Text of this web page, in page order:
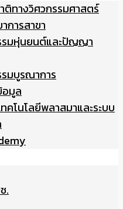
ติทางวิศวกรรมศาสตร์
การสาขา
รมหุ่นยนต์และปัญญา
รมบูรณาการ
อมูล
คโนโลยีพลาสมาและระบบ
.